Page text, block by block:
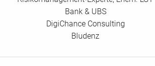
Bank & UBS
DigiChance Consulting
Bludenz